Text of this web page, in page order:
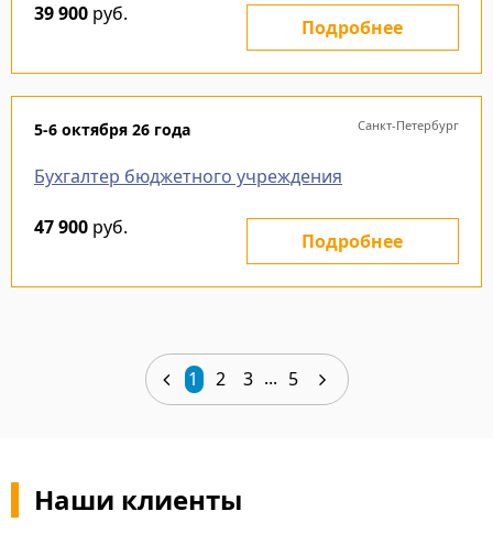
39 900 руб.
Подробнее
5-6 октября 26 года Санкт-Петербург
Бухгалтер бюджетного учреждения
47 900 руб.
Подробнее
1 2 3 ... 5
Наши клиенты